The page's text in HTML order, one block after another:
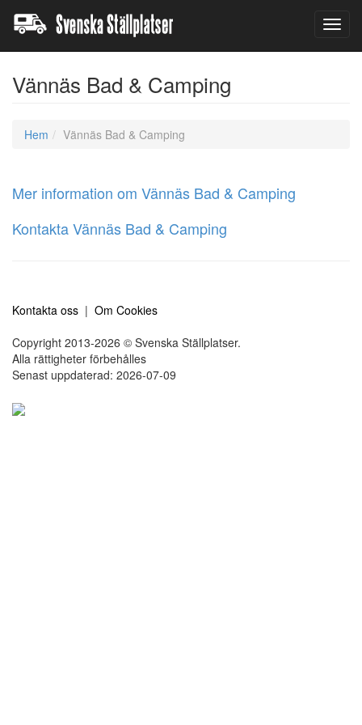
Vännäs Bad & Camping
Hem Vännäs Bad & Camping
Mer information om Vännäs Bad & Camping
Kontakta Vännäs Bad & Camping
Kontakta oss | Om Cookies
Copyright 2013-2026 © Svenska Ställplatser.
Alla rättigheter förbehålles
Senast uppdaterad: 2026-07-09